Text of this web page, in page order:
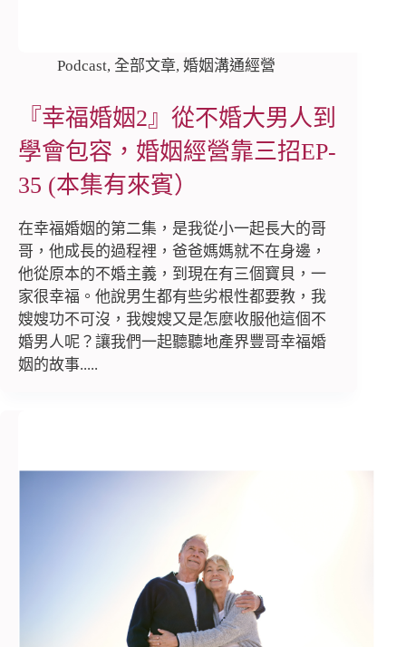
Podcast, 全部文章, 婚姻溝通經營
『幸福婚姻2』從不婚大男人到
學會包容，婚姻經營靠三招EP-
35 (本集有來賓）
在幸福婚姻的第二集，是我從小一起長大的哥
哥，他成長的過程裡，爸爸媽媽就不在身邊，
他從原本的不婚主義，到現在有三個寶貝，一
家很幸福。他說男生都有些劣根性都要教，我
嫂嫂功不可沒，我嫂嫂又是怎麼收服他這個不
婚男人呢？讓我們一起聽聽地產界豐哥幸福婚
姻的故事.....